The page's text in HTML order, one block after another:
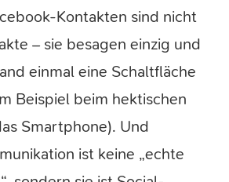
Kontakten sind nicht
– sie besagen einzig und
einmal eine Schaltfläche
Beispiel beim hektischen
Smartphone). Und
ist keine „echte